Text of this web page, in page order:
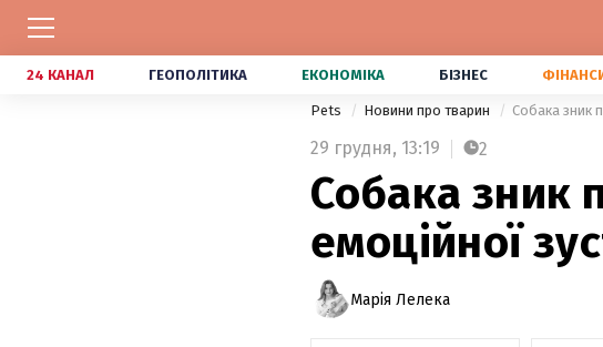
24 КАНАЛ ГЕОПОЛІТИКА ЕКОНОМІКА БІЗНЕС
Pets Новини про тварин Собака зник
29 грудня, 13:19 2
Собака зник
емоційної
Марія Лелека